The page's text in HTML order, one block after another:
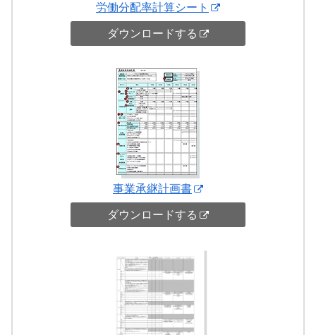
労働分配率計算シート
ダウンロードする
事業承継計画書
ダウンロードする